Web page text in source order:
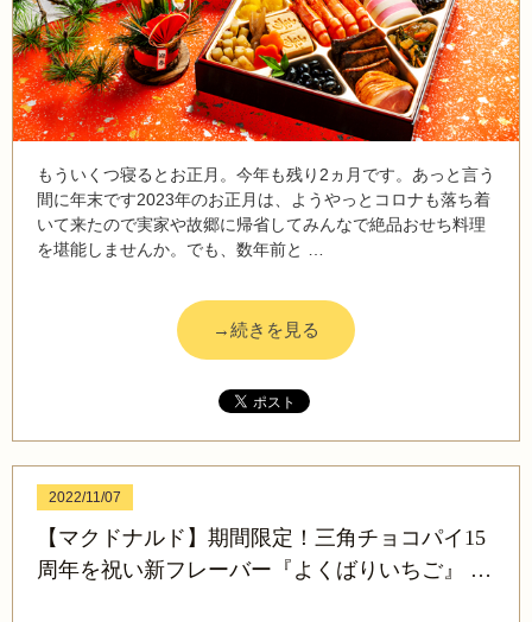
もういくつ寝るとお正月。今年も残り2ヵ月です。あっと言う
間に年末です2023年のお正月は、ようやっとコロナも落ち着
いて来たので実家や故郷に帰省してみんなで絶品おせち料理
を堪能しませんか。でも、数年前と …
→続きを見る
2022/11/07
【マクドナルド】期間限定！三角チョコパイ15
周年を祝い新フレーバー『よくばりいちご』 …